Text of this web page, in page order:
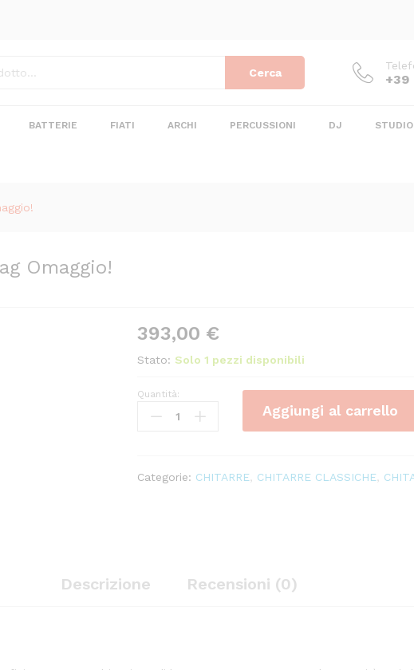
Cerca +39
BATTERIE FIATI ARCHI PERCUSSIONI DJ STUDIO
Omaggio!
393,00 €
Stato: Solo 1 pezzi disponibili
ALHAMBRA
Bag
Quantità:
Aggiungi al carrello
Categorie: CHITARRE CHITARRE CLASSICHE
Descrizione Recensioni (0)